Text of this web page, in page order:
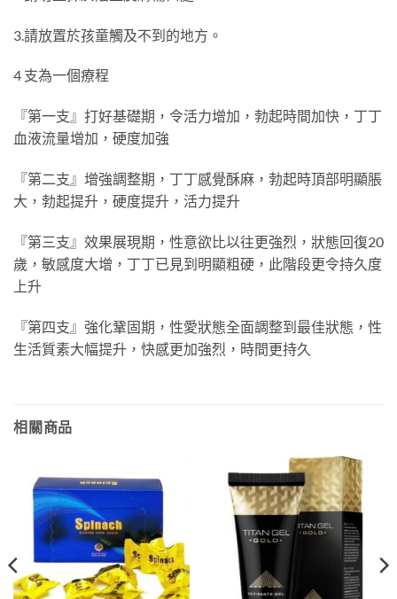
3.請放置於孩童觸及不到的地方。
4 支為一個療程
『第一支』打好基礎期，令活力增加，勃起時間加快，丁丁
血液流量增加，硬度加強
『第二支』增強調整期，丁丁感覺酥麻，勃起時頂部明顯脹
大，勃起提升，硬度提升，活力提升
『第三支』效果展現期，性意欲比以往更強烈，狀態回復20
歲，敏感度大增，丁丁已見到明顯粗硬，此階段更令持久度
上升
『第四支』強化鞏固期，性愛狀態全面調整到最佳狀態，性
生活質素大幅提升，快感更加強烈，時間更持久
相關商品